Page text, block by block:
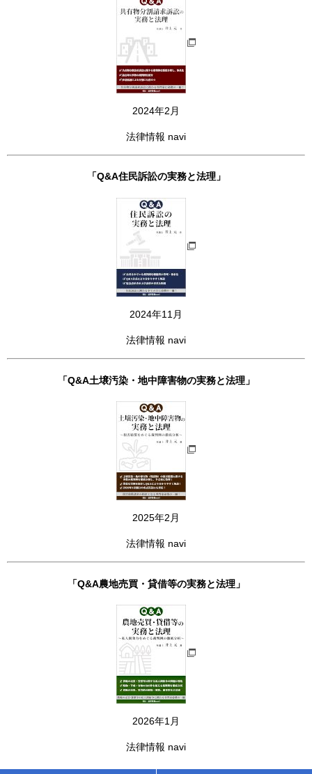
2024年2月
法律情報 navi
「Q&A住民訴訟の実務と法理」
2024年11月
法律情報 navi
「Q&A土壌汚染・地中障害物の実務と法理」
2025年2月
法律情報 navi
「Q&A農地売買・貸借等の実務と法理」
2026年1月
法律情報 navi